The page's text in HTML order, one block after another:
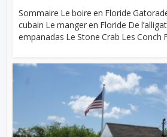
Sommaire Le boire en Floride
cubain Le manger en Floride De
empanadas Le Stone Crab Les Conch